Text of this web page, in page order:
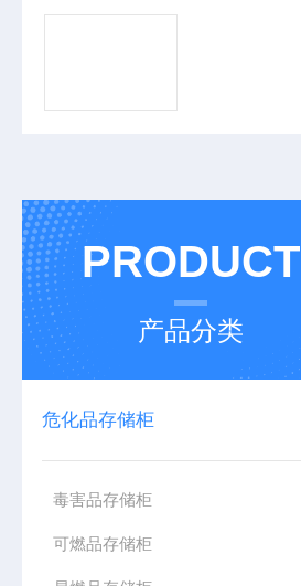
PRODUCT
产品分类
危化品存储柜
毒害品存储柜
可燃品存储柜